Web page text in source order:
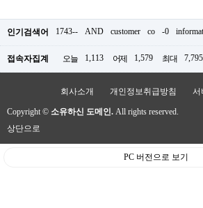
인기검색어 1743-- AND customer co -0
접속자집계 오늘 1,113 어제 1,579 최대 7,795
회사소개 개인정보취급방침 서
Copyright © 소유하신 도메인. All rights reserved.
상단으로
PC 버전으로 보기